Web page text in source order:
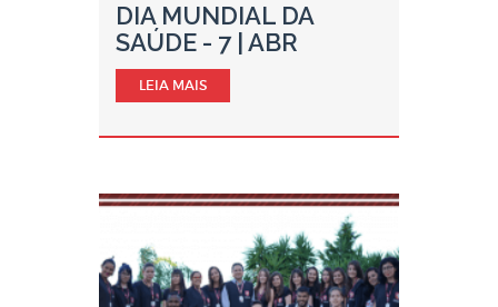
DIA MUNDIAL DA
SAÚDE - 7 | ABR
LEIA MAIS